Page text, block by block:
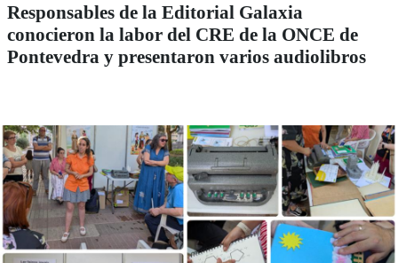
Responsables de la Editorial Galaxia
conocieron la labor del CRE de la ONCE de
Pontevedra y presentaron varios audiolibros